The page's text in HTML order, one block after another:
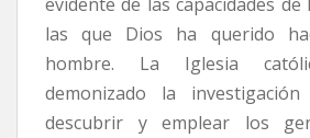
las que Dios ha querido
hombre. La Iglesia
demonizado la
descubrir y emplear los